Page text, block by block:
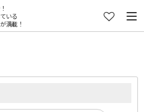
いる
満載！